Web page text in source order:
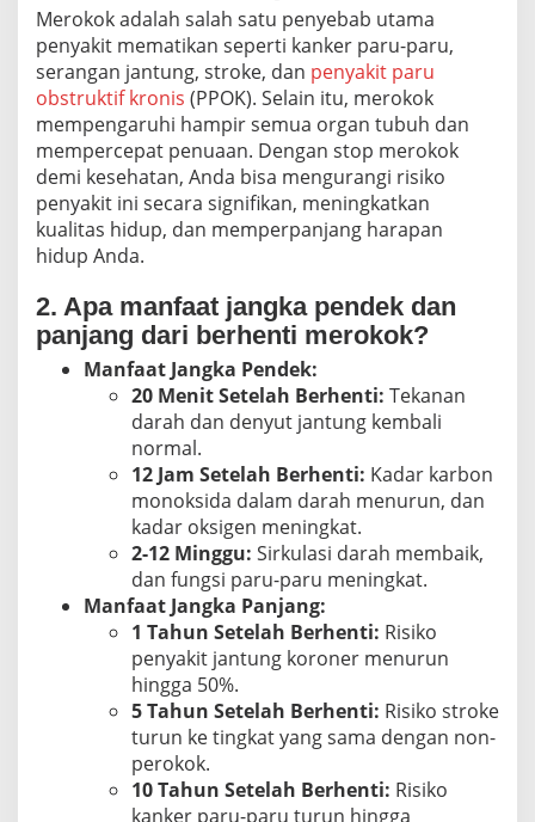
Merokok adalah salah satu penyebab utama
penyakit mematikan seperti kanker paru-paru,
serangan jantung, stroke, dan penyakit paru
obstruktif kronis (PPOK). Selain itu, merokok
mempengaruhi hampir semua organ tubuh dan
mempercepat penuaan. Dengan stop merokok
demi kesehatan, Anda bisa mengurangi risiko
penyakit ini secara signifikan, meningkatkan
kualitas hidup, dan memperpanjang harapan
hidup Anda.
2. Apa manfaat jangka pendek dan
panjang dari berhenti merokok?
Manfaat Jangka Pendek:
20 Menit Setelah Berhenti: Tekanan
darah dan denyut jantung kembali
normal.
12 Jam Setelah Berhenti: Kadar karbon
monoksida dalam darah menurun, dan
kadar oksigen meningkat.
2-12 Minggu: Sirkulasi darah membaik,
dan fungsi paru-paru meningkat.
Manfaat Jangka Panjang:
1 Tahun Setelah Berhenti: Risiko
penyakit jantung koroner menurun
hingga 50%.
5 Tahun Setelah Berhenti: Risiko stroke
turun ke tingkat yang sama dengan non-
perokok.
10 Tahun Setelah Berhenti: Risiko
kanker paru-paru turun hingga